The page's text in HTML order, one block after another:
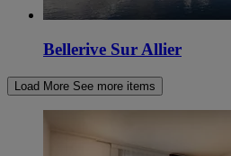
Bellerive Sur Allier
Load More See more items